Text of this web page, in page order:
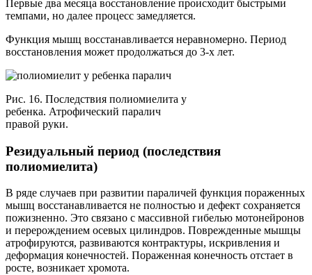
Первые два месяца восстановление происходит быстрыми
темпами, но далее процесс замедляется.
Функция мышц восстанавливается неравномерно. Период
восстановления может продолжаться до 3-х лет.
Рис. 16. Последствия полиомиелита у
ребенка. Атрофический паралич
правой руки.
Резидуальный период (последствия
полиомиелита)
В ряде случаев при развитии параличей функция пораженных
мышц восстанавливается не полностью и дефект сохраняется
пожизненно. Это связано с массивной гибелью мотонейронов
и перерождением осевых цилиндров. Поврежденные мышцы
атрофируются, развиваются контрактуры, искривления и
деформация конечностей. Пораженная конечность отстает в
росте, возникает хромота.